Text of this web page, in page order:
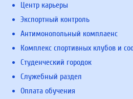
Центр карьеры
Экспортный контроль
Антимонопольный комплаенс
Комплекс спортивных клубов и
Студенческий городок
Служебный раздел
Оплата обучения